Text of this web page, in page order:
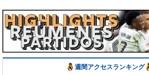
の励ましは大いに役立っている。僕
ニと一緒にチームのバランスを取っ
し続けなければいけない。
エンドリッキ
彼はあのゴールを決めるに値する選
力し続ける必要がある。週間アクセスランキング